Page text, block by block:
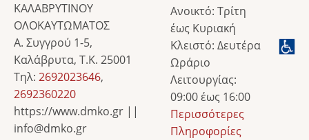
ΚΑΛΑΒΡΥΤΙΝΟΥ
ΟΛΟΚΑΥΤΩΜΑΤΟΣ
Α. Συγγρού 1-5,
Καλάβρυτα, Τ.Κ. 25001
Τηλ: 2692023646,
2692360220
https://www.dmko.gr ||
info@dmko.gr
Ανοικτό: Τρίτη
έως Κυριακή
Κλειστό: Δευτέρα
Ωράριο
Λειτουργίας:
09:00 έως 16:00
Περισσότερες
Πληροφορίες